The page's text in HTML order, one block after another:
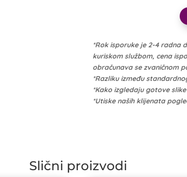
*Rok isporuke je 2-4 radna
kuriskom službom, cena
obračunava se zvaničnom
*Razliku između
*Kako izgledaju gotove
*Utiske naših klijenata
Slični proizvodi